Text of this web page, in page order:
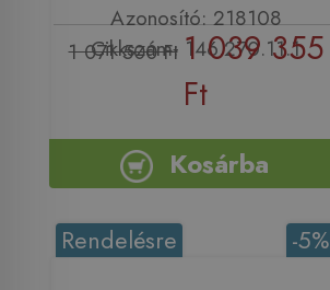
Azonosító: 218108
Cikkszám: 146.270.11.1
1 071 500 Ft 1 039 355
Ft
Kosárba
-5%
Rendelésre